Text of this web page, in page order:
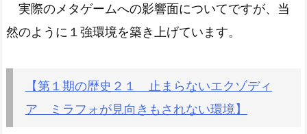
実際のメタゲームへの影響面についてですが、当
然のように１強環境を築き上げています。
【第１期の歴史２１ 止まらないエクゾディ
ア ミラフォが見向きもされない環境】